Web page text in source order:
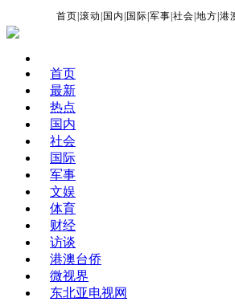
首页 |滚动 国内 国际 |军事 |社会 |地方 |港
首页
最新
热点
国内
社会
国际
军事
文娱
体育
财经
访谈
港澳台侨
微视界
东北亚电视网